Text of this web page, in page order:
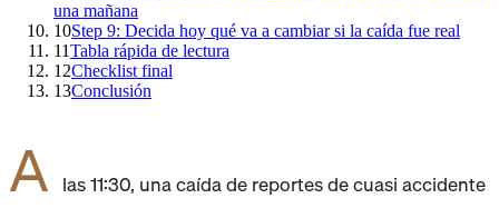
una mañana
10Step 9: Decida hoy qué va a cambiar si la caída fue real
11Tabla rápida de lectura
12Checklist final
13Conclusión
A las 11:30, una caída de reportes de cuasi accidente